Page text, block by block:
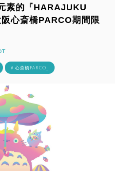
素的『HARAJUKU
心斎橋PARCO期間限
# 心斎橋PARCO_